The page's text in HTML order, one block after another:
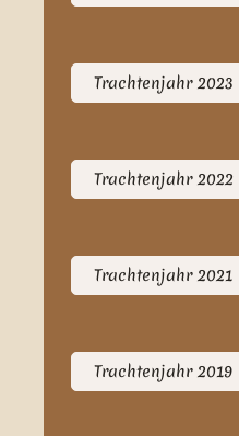
Trachtenjahr 2023
Trachtenjahr 2022
Trachtenjahr 2021
Trachtenjahr 2019